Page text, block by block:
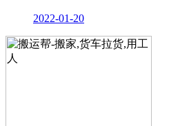
2022-01-20